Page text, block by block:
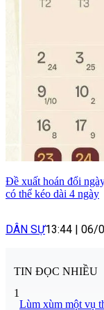
Đề xuất hoán đổi
có thể kéo dài 4 ngày
DÂN SỰ13:44 | 06/
TIN ĐỌC NHIỀU
1
Lùm xùm một vụ